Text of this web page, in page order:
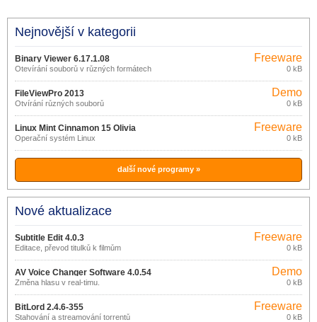
Nejnovější v kategorii
Binary Viewer 6.17.1.08
Otevírání souborů v různých formátech
Freeware
0 kB
FileViewPro 2013
Otvírání různých souborů
Demo
0 kB
Linux Mint Cinnamon 15 Olivia
Operační systém Linux
Freeware
0 kB
další nové programy »
Nové aktualizace
Subtitle Edit 4.0.3
Editace, převod titulků k filmům
Freeware
0 kB
AV Voice Changer Software 4.0.54
Změna hlasu v real-timu.
Demo
0 kB
BitLord 2.4.6-355
Stahování a streamování torrentů
Freeware
0 kB